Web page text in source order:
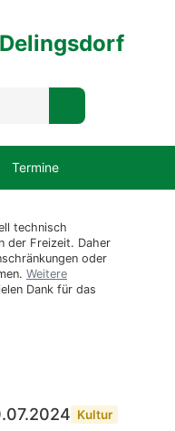
Termine
technisch
der Freizeit. Daher
oder
Weitere
Dank für das
Kultur